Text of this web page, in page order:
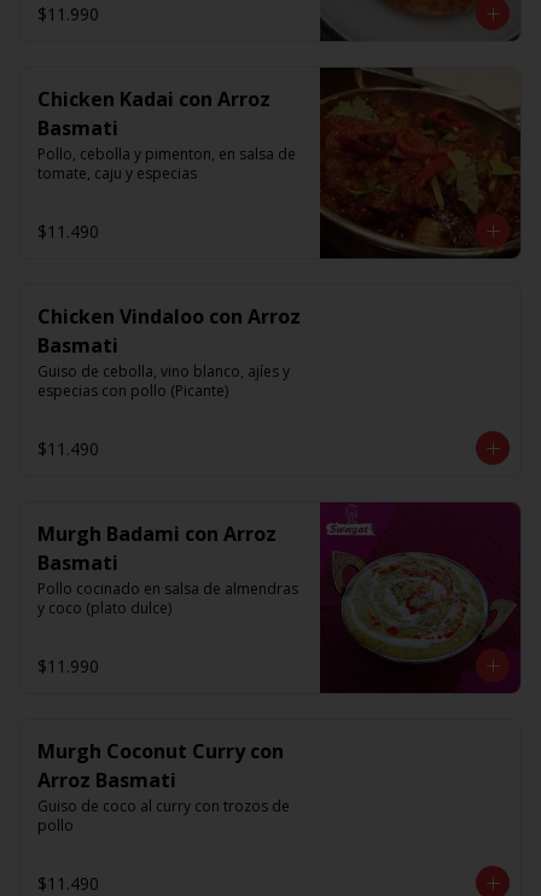
$11.990
Chicken Kadai con Arroz
Basmati
Pollo, cebolla y pimenton, en salsa de
tomate, caju y especias
$11.490
Chicken Vindaloo con Arroz
Basmati
Guiso de cebolla, vino blanco, ajíes y
especias con pollo (Picante)
$11.490
Murgh Badami con Arroz
Basmati
Pollo cocinado en salsa de almendras
y coco (plato dulce)
$11.990
Murgh Coconut Curry con
Arroz Basmati
Guiso de coco al curry con trozos de
pollo
$11.490